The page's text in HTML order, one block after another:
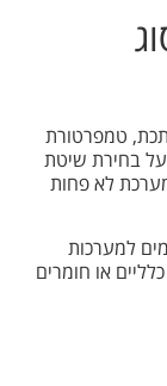
טמפרטורת
בחירת שיטת
לא פחות
למערכות
או חומרים